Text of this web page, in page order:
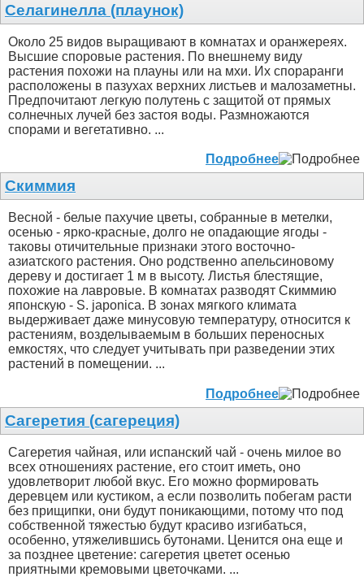
Селагинелла (плаунок)
Около 25 видов выращивают в комнатах и оранжереях.
Высшие споровые растения. По внешнему виду
растения похожи на плауны или на мхи. Их спораранги
расположены в пазухах верхних листьев и малозаметны.
Предпочитают легкую полутень с защитой от прямых
солнечных лучей без застоя воды. Размножаются
спорами и вегетативно. ...
Подробнее
Скиммия
Весной - белые пахучие цветы, собранные в метелки,
осенью - ярко-красные, долго не опадающие ягоды -
таковы отичительные признаки этого восточно-
азиатского растения. Оно родственно апельсиновому
дереву и достигает 1 м в высоту. Листья блестящие,
похожие на лавровые. В комнатах разводят Скиммию
японскую - S. japonica. В зонах мягкого климата
выдерживает даже минусовую температуру, относится к
растениям, возделываемым в больших переносных
емкостях, что следует учитывать при разведении этих
растений в помещении. ...
Подробнее
Сагеретия (сагереция)
Сагеретия чайная, или испанский чай - очень милое во
всех отношениях растение, его стоит иметь, оно
удовлетворит любой вкус. Его можно формировать
деревцем или кустиком, а если позволить побегам расти
без прищипки, они будут поникающими, потому что под
собственной тяжестью будут красиво изгибаться,
особенно, утяжелившись бутонами. Ценится она еще и
за позднее цветение: сагеретия цветет осенью
приятными кремовыми цветочками. ...